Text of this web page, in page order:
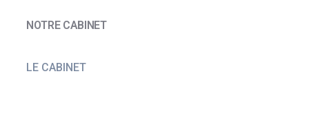
NOTRE CABINET
LE CABINET